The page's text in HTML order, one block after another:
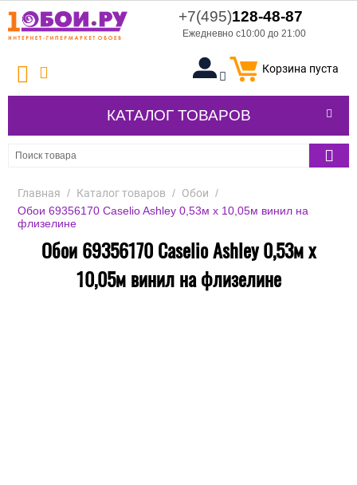
+7(495)128-48-87
Ежедневно с10:00 до 21:00
Корзина пуста
КАТАЛОГ ТОВАРОВ
Главная / Каталог товаров / Обои /
Обои 69356170 Caselio Ashley 0,53м x 10,05м винил на
флизелине
Обои 69356170 Caselio Ashley 0,53м x
10,05м винил на флизелине